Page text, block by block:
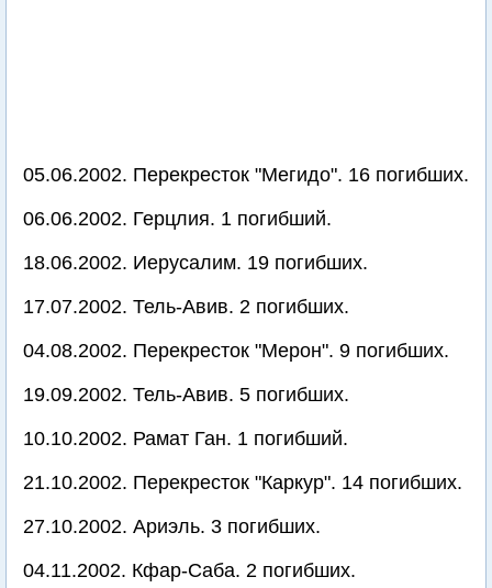
05.06.2002. Перекресток "Мегидо". 16 погибших.
06.06.2002. Герцлия. 1 погибший.
18.06.2002. Иерусалим. 19 погибших.
17.07.2002. Тель-Авив. 2 погибших.
04.08.2002. Перекресток "Мерон". 9 погибших.
19.09.2002. Тель-Авив. 5 погибших.
10.10.2002. Рамат Ган. 1 погибший.
21.10.2002. Перекресток "Каркур". 14 погибших.
27.10.2002. Ариэль. 3 погибших.
04.11.2002. Кфар-Саба. 2 погибших.